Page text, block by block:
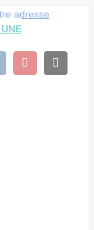
adresse
instagramyoutube